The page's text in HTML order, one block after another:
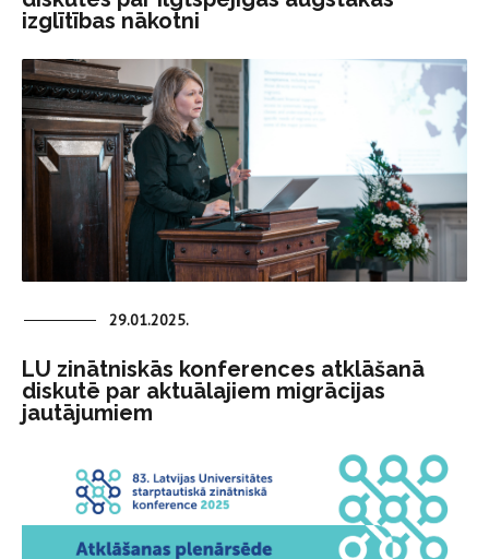
izglītības nākotni
29.01.2025.
LU zinātniskās konferences atklāšanā
diskutē par aktuālajiem migrācijas
jautājumiem